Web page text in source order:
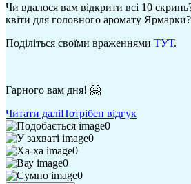
Чи вдалося вам відкрити всі 10
квіти для головного аромату Ярмарки?
Поділіться своїми враженнями ТУТ.
Гарного вам дня! 🤗
Читати даліПотрібен відгук
0
0
0
0
0